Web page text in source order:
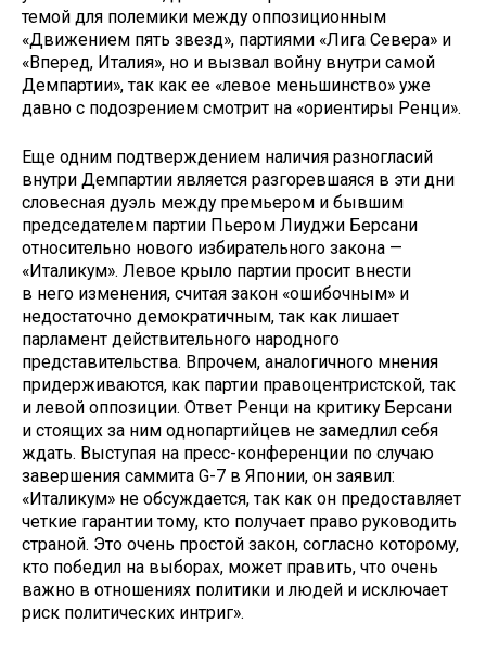
темой для полемики между оппозиционным
«Движением пять звезд», партиями «Лига Севера» и
«Вперед, Италия», но и вызвал войну внутри самой
Демпартии», так как ее «левое меньшинство» уже
давно с подозрением смотрит на «ориентиры Ренци».
Еще одним подтверждением наличия разногласий
внутри Демпартии является разгоревшаяся в эти дни
словесная дуэль между премьером и бывшим
председателем партии Пьером Лиуджи Берсани
относительно нового избирательного закона —
«Италикум». Левое крыло партии просит внести
в него изменения, считая закон «ошибочным» и
недостаточно демократичным, так как лишает
парламент действительного народного
представительства. Впрочем, аналогичного мнения
придерживаются, как партии правоцентристской, так
и левой оппозиции. Ответ Ренци на критику Берсани
и стоящих за ним однопартийцев не замедлил себя
ждать. Выступая на пресс-конференции по случаю
завершения саммита G-7 в Японии, он заявил:
«Италикум» не обсуждается, так как он предоставляет
четкие гарантии тому, кто получает право руководить
страной. Это очень простой закон, согласно которому,
кто победил на выборах, может править, что очень
важно в отношениях политики и людей и исключает
риск политических интриг».